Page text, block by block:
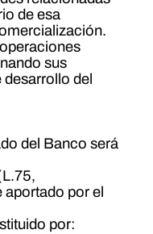
de esa
sus
del
del Banco será
por el
por: